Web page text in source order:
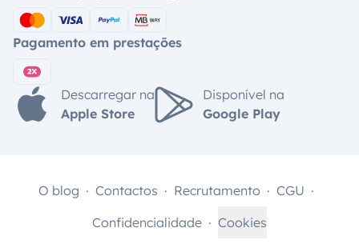
Pagamento em prestações
Descarregar na
Apple Store
Disponível na
Google Play
O blog Contactos Recrutamento
CGU
Confidencialidade
Cookies